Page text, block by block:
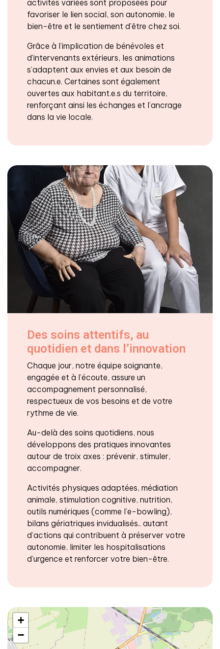
activités variées sont proposées pour
favoriser le lien social, son autonomie, le
bien-être et le sentiement d’être chez soi.
Grâce à l’implication de bénévoles et
d’intervenants extérieurs, les animations
s’adaptent aux envies et aux besoin de
chacun.e. Certaines sont également
ouvertes aux habitant.e.s du territoire,
renforçant ainsi les échanges et l’ancrage
dans la vie locale.
Des soins attentifs, au
quotidien et dans l’innovation
Chaque jour, notre équipe soignante,
engagée et à l’écoute, assure un
accompagnement personnalisé,
respectueux de vos besoins et de votre
rythme de vie.
Au-delà des soins quotidiens, nous
développons des pratiques innovantes
autour de troix axes : prévenir, stimuler,
accompagner.
Activités physiques adaptées, médiation
animale, stimulation cognitive, nutrition,
outils numériques (comme l’e-bowling),
bilans gériatriques invidualisés.. autant
d’actions qui contribuent à préserver votre
autonomie, limiter les hospitalisations
d’urgence et renforcer votre bien-être.
+
−